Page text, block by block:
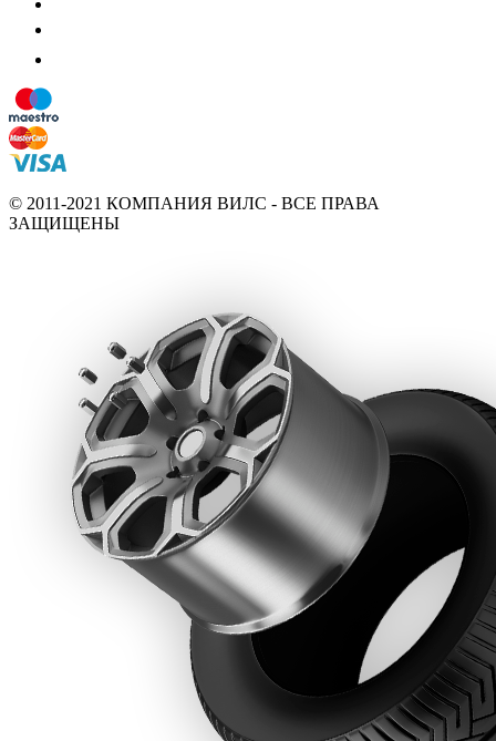
© 2011-2021 КОМПАНИЯ ВИЛС - ВСЕ ПРАВА
ЗАЩИЩЕНЫ